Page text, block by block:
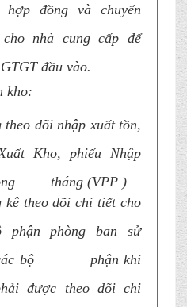
đồng và chuyển
nhà cung cấp để
đầu vào.
kho:
theo dõi nhập xuất tồn,
Kho, phiếu Nhập
tháng (VPP )
kê theo dõi chi tiết cho
phận phòng ban sử
các bộ phận khi
được theo dõi chi